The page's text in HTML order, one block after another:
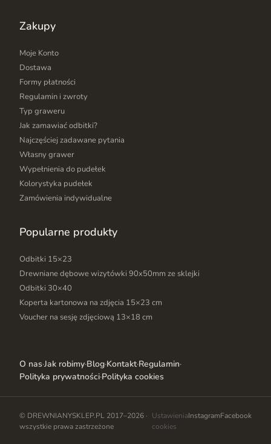
Zakupy
Moje Konto
Dostawa
Formy płatności
Regulamin i zwroty
Typ graweru
Jak zamawiać odbitki?
Najczęściej zadawane pytania
Własny grawer
Wypełnienia do pudełek
Kolorystyka pudełek
Zamówienia indywidualne
Popularne produkty
Odbitki 15×23
Drewniane dębowe wizytówki 90x50mm ze sklejki
Odbitki 30×40
Koperta kartonowa na zdjęcia 15×23 cm
Voucher na sesję zdjęciową 13×18 cm
O nas·Jak robimy·Blog·Kontakt·Regulamin·
Polityka prywatności·Polityka cookies
© DREWNIANYSKLEP.PL 2017–2026 ·
wszystkie prawa zastrzeżone
Ustawienia
cookies
InstagramFacebook